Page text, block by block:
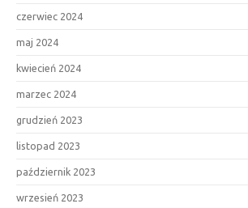
czerwiec 2024
maj 2024
kwiecień 2024
marzec 2024
grudzień 2023
listopad 2023
październik 2023
wrzesień 2023